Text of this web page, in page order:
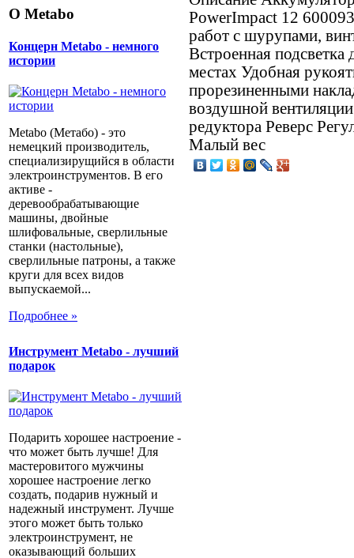
О Metabo
Концерн Metabo - немного
истории
Metabo (Метабо) - это
немецкий производитель,
специализирущийся в области
электроинструментов. В его
активе -
деревообрабатывающие
машины, двойные
шлифовальные, сверлильные
станки (настольные),
сверлильные патроны, а также
круги для всех видов
выпускаемой...
Подробнее »
Инструмент Metabo - лучший
подарок
Подарить хорошее настроение -
что может быть лучше! Для
мастеровитого мужчины
хорошее настроение легко
создать, подарив нужный и
надежный инструмент. Лучше
этого может быть только
электроинструмент, не
оказывающий больших
PowerImpact 12
работ с шурупами,
Встроенная
местах Удобная
прорезиненными
воздушной
редуктора Реверс
Малый вес